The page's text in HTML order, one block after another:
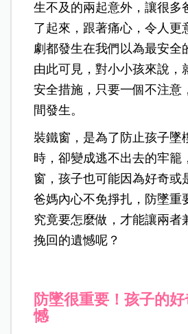
生不及的兩起意外，讓很多
了起來，跟著痛心，令人更
劇都發生在我們以為最安全
由此可見，對小小孩來說，
安全措施，只要一個不注意
間發生。
裝鐵窗，是為了防止孩子墜
時，卻變成逃不出去的牢籠
窗，孩子也可能因為好奇或
爸媽內心不免掙扎，防墜重
究竟要怎麼做，才能讓兩者
挽回的遺憾呢？
防墜很重要！孩子的
憾